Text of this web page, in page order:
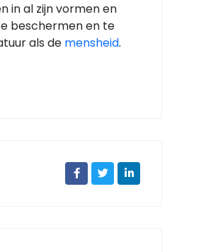
in al zijn vormen en
beschermen en te
als de mensheid.